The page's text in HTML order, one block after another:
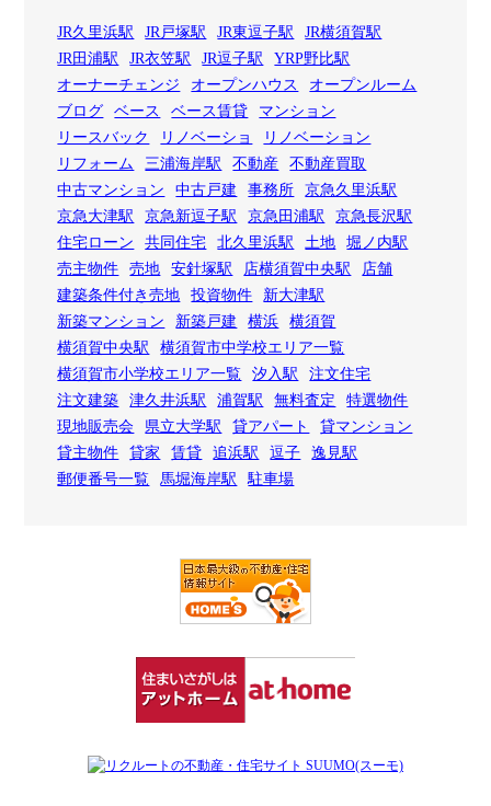
JR久里浜駅 JR戸塚駅 JR東逗子駅
JR横須賀駅
JR田浦駅
JR衣笠駅 JR逗子駅
YRP野比駅
オーナーチェンジ
オープンハウス
オープンルーム
ブログ
ベース ベース賃貸
マンション
リースバック
リノベーショ
リノベーション
リフォーム
三浦海岸駅 不動産
不動産買取
中古マンション
中古戸建 事務所
京急久里浜駅
京急大津駅
京急新逗子駅 京急田浦駅
京急長沢駅
住宅ローン
共同住宅 北久里浜駅 土地
堀ノ内駅
売主物件
売地 安針塚駅 店横須賀中央駅
店舗
建築条件付き売地
投資物件
新大津駅
新築マンション
新築戸建 横浜
横須賀
横須賀中央駅
横須賀市中学校エリア一覧
横須賀市小学校エリア一覧
汐入駅
注文住宅
注文建築
津久井浜駅 浦賀駅 無料査定
特選物件
現地販売会
県立大学駅 貸アパート
貸マンション
貸主物件
貸家 賃貸 追浜駅 逗子
逸見駅
郵便番号一覧
馬堀海岸駅 駐車場